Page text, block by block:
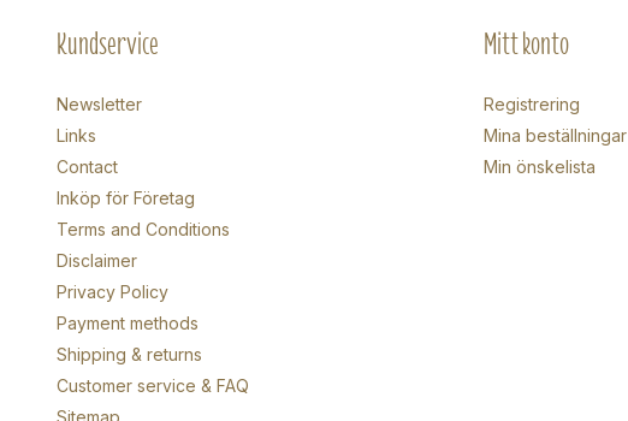
Kundservice
Newsletter
Links
Contact
Inköp för Företag
Terms and Conditions
Disclaimer
Privacy Policy
Payment methods
Shipping & returns
Customer service & FAQ
Sitemap
Mitt konto
Registrering
Mina beställningar
Min önskelista